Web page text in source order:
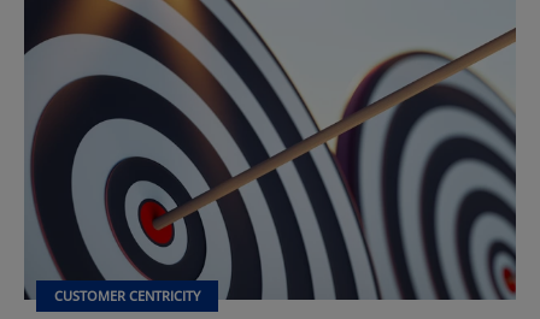
CUSTOMER CENTRICITY Los